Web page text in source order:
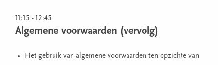
11:15 - 12:45
Algemene voorwaarden (vervolg)
Het gebruik van algemene voorwaarden ten opzichte van